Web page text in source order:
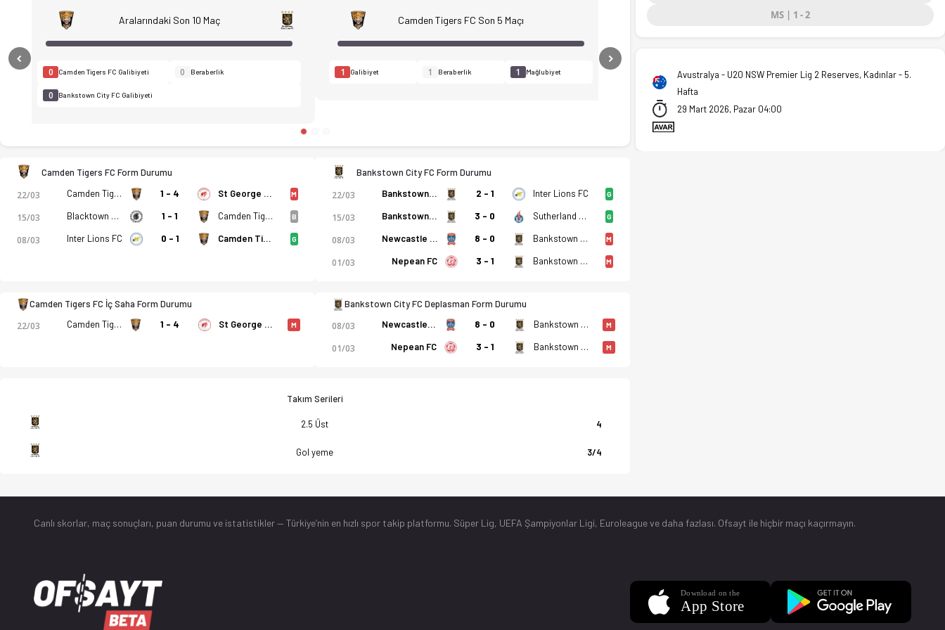
Camden Tigers FC - Bankstown City FC 1-2 bitti. Gol anları, kadro, istatistikler, puan durumu ve iddaa oranları Ofsayt'ta. (29.03.2026)
Aralarındaki Son 10 Maç
0 Camden Tigers FC Galibiyeti 0 Beraberlik
0 Bankstown City FC Galibiyeti
Camden Tigers FC Son 5 Maçı
1 Galibiyet 1 Beraberlik 1 Mağlubiyet
Previous Next
Camden Tigers FC Form Durumu
22/03 Camden Tigers FC 1 - 4 St George FC M
15/03 Blacktown Spartans FC 1 - 1 Camden Tigers FC B
08/03 Inter Lions FC 0 - 1 Camden Tigers FC G
Bankstown City FC Form Durumu
22/03 Bankstown City FC 2 - 1 Inter Lions FC G
15/03 Bankstown City FC 3 - 0 Sutherland Strikers G
08/03 Newcastle Jet U23 8 - 0 Bankstown City FC M
01/03 Nepean FC 3 - 1 Bankstown City FC M
Camden Tigers FC İç Saha Form Durumu
22/03 Camden Tigers FC 1 - 4 St George FC M
Bankstown City FC Deplasman Form Durumu
08/03 Newcastle Jet U23 8 - 0 Bankstown City FC M
01/03 Nepean FC 3 - 1 Bankstown City FC M
Takım Serileri
2.5 Üst 4
Gol yeme 3/4
MS | 1 - 2
Avustralya - U20 NSW Premier Lig 2 Reserves, Kadınlar - 5.
Hafta
29 Mart 2026, Pazar 04:00
Canlı skorlar, maç sonuçları, puan durumu ve istatistikler — Türkiye’nin en hızlı spor takip platformu. Süper Lig, UEFA Şampiyonlar Ligi, Euroleague ve daha fazlası. Ofsayt ile hiçbir maçı kaçırmayın.